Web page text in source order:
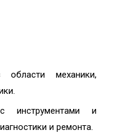
механики,
инструментами и
и ремонта.